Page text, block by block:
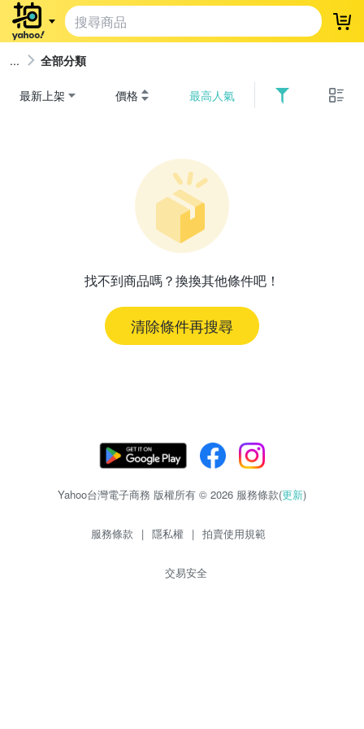
登
全部分類
最新上架 價格 最高人氣
找不到商品嗎？換換其他條件吧！
清除條件再搜尋
Yahoo台灣電子商務 版權所有 © 2026 服務條款(更新)
服務條款 | 隱私權 | 拍賣使用規範
交易安全